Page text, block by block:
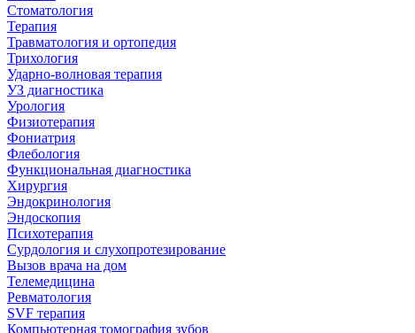
Стоматология
Терапия
Травматология и ортопедия
Трихология
Ударно-волновая терапия
УЗ диагностика
Урология
Физиотерапия
Фониатрия
Флебология
Функциональная диагностика
Хирургия
Эндокринология
Эндоскопия
Психотерапия
Сурдология и слухопротезирование
Вызов врача на дом
Телемедицина
Ревматология
SVF терапия
Компьютерная томография зубов